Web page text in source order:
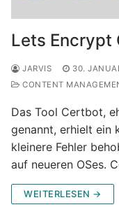
Lets Encrypt
JARVIS
30.
CONTENT
Das Tool Certbot,
genannt, erhielt ein
kleinere Fehler
auf neueren OSes.
WEITERLESEN →